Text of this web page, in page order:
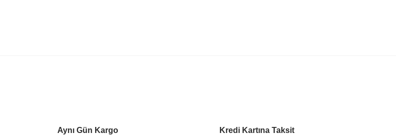
Aynı Gün Kargo Kredi Kartına Taksit